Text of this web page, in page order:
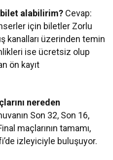
alabilirim? Cevap:
için biletler Zorlu
kanalları üzerinden temin
ise ücretsiz olup
ön kayıt
nereden
Son 32, Son 16,
maçlarının tamamı,
izleyiciyle buluşuyor.